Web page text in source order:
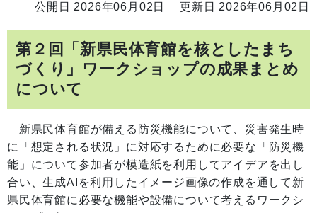
公開日 2026年06月02日
更新日 2026年06月02日
第２回「新県民体育館を核としたまち
づくり」ワークショップの成果まとめ
について
新県民体育館が備える防災機能について、災害発生時
に「想定される状況」に対応するために必要な「防災機
能」について参加者が模造紙を利用してアイデアを出し
合い、生成AIを利用したイメージ画像の作成を通して新
県民体育館に必要な機能や設備について考えるワークシ